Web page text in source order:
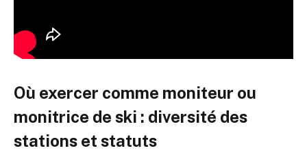
Où exercer comme moniteur ou
monitrice de ski : diversité des
stations et statuts